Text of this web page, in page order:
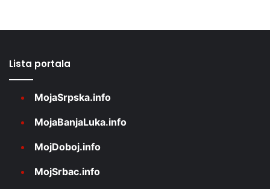
Lista portala
MojaSrpska.info
MojaBanjaLuka.info
MojDoboj.info
MojSrbac.info